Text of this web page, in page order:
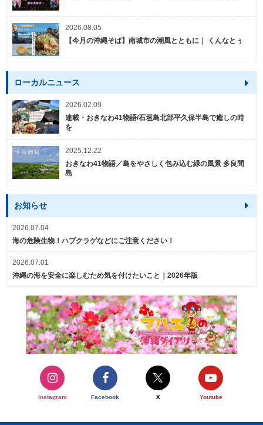
2026.08.05
【今月の沖縄そば】南城市の潮風とともに｜ くんなとぅ
ローカルニュース
2026.02.09
連載・おきなわ41物語/石垣島北部平久保半島で癒しの時
を
2025.12.22
おきなわ41物語／島をやさしく包み込む緑の風景 多良間
島
お知らせ
2026.07.04
海の危険生物！ハブクラゲなどにご注意ください！
2026.07.01
沖縄の海を安全に楽しむため気を付けたいこと｜2026年版
Instagram Facebook X Youtube